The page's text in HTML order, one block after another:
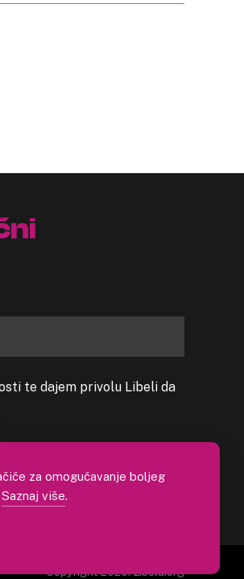
te dajem privolu Libeli da
Copyright 2026. Libela.org
za omogućavanje boljeg
Saznaj više.